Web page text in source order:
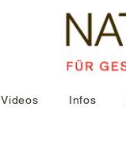
Videos Infos